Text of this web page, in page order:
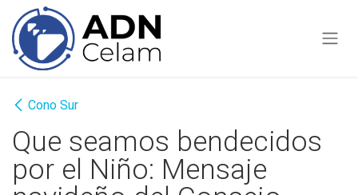
Ir al contenido
Cono Sur
Que seamos bendecidos
por el Niño: Mensaje